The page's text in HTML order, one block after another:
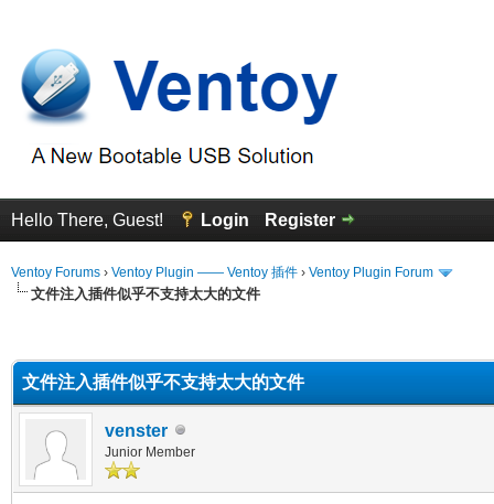
Hello There, Guest! Login Register
Ventoy Forums › Ventoy Plugin —— Ventoy 插件 › Ventoy Plugin Forum
文件注入插件似乎不支持太大的文件
文件注入插件似乎不支持太大的文件
venster
Junior Member